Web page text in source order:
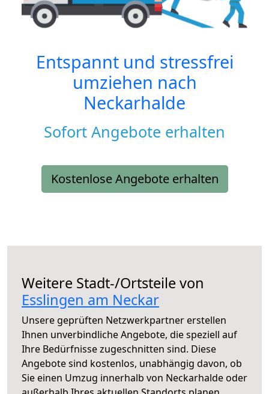
Entspannt und stressfrei
umziehen nach
Neckarhalde
Sofort Angebote erhalten
Kostenlose Angebote erhalten
Weitere Stadt-/Ortsteile von
Esslingen am Neckar
Unsere geprüften Netzwerkpartner erstellen
Ihnen unverbindliche Angebote, die speziell auf
Ihre Bedürfnisse zugeschnitten sind. Diese
Angebote sind kostenlos, unabhängig davon, ob
Sie einen Umzug innerhalb von Neckarhalde oder